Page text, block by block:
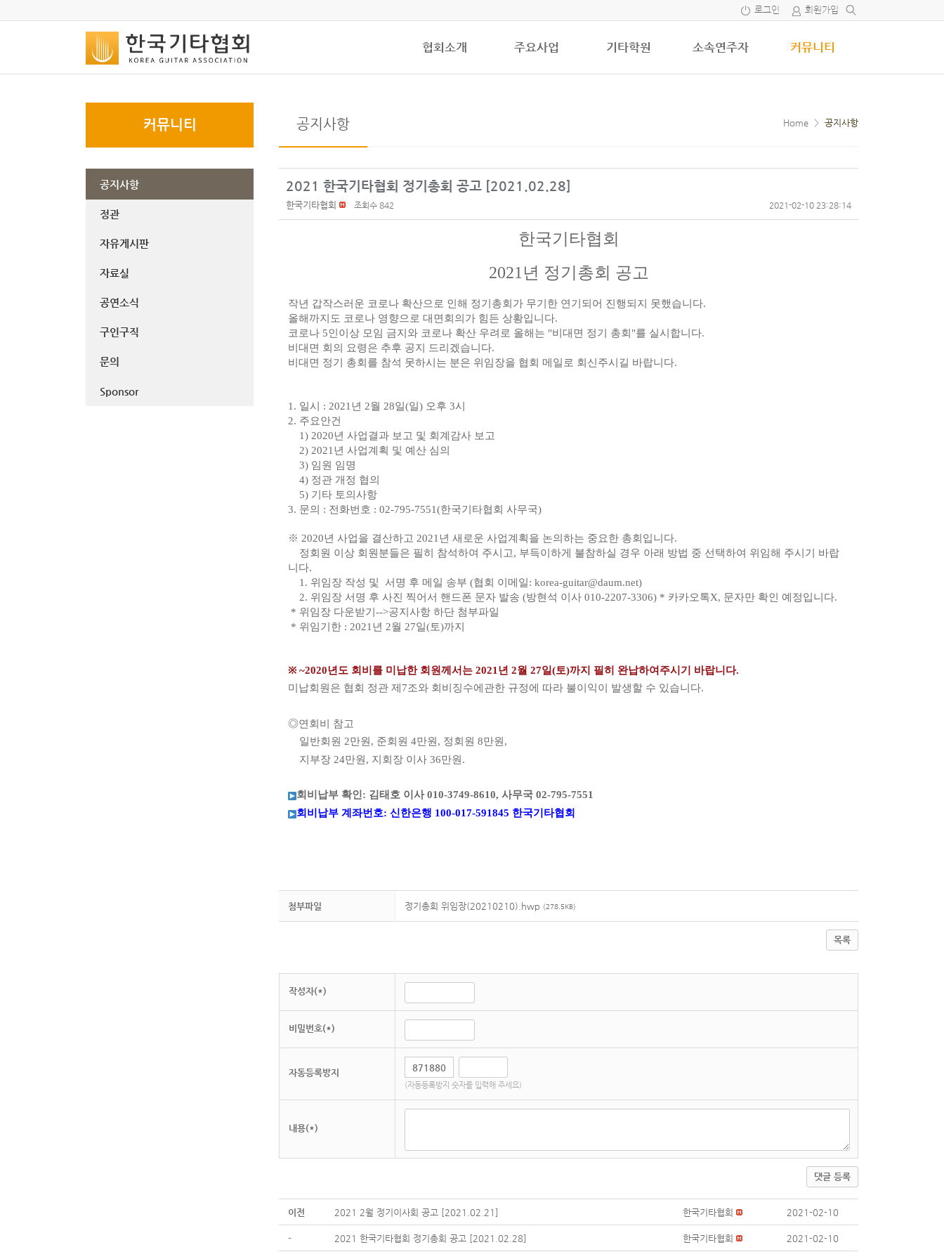
로그인 회원가입
협회소개 주요사업 기타학원 소속연주자 커뮤니티
커뮤니티
공지사항
정관
자유게시판
자료실
공연소식
구인구직
문의
Sponsor
공지사항 Home > 공지사항
2021 한국기타협회 정기총회 공고 [2021.02.28]
한국기타협회 조회수 842 2021-02-10 23:28:14
한국기타협회
2021년 정기총회 공고
작년 갑작스러운 코로나 확산으로 인해 정기총회가 무기한 연기되어 진행되지 못했습니다.
올해까지도 코로나 영향으로 대면회의가 힘든 상황입니다.
코로나 5인이상 모임 금지와 코로나 확산 우려로 올해는 "비대면 정기 총회"를 실시합니다.
비대면 회의 요령은 추후 공지 드리겠습니다.
비대면 정기 총회를 참석 못하시는 분은 위임장을 협회 메일로 회신주시길 바랍니다.
1. 일시 : 2021년 2월 28일(일) 오후 3시
2. 주요안건
1) 2020년 사업결과 보고 및 회계감사 보고
2) 2021년 사업계획 및 예산 심의
3) 임원 임명
4) 정관 개정 협의
5) 기타 토의사항
3. 문의 : 전화번호 : 02-795-7551(한국기타협회 사무국)
※ 2020년 사업을 결산하고 2021년 새로운 사업계획을 논의하는 중요한 총회입니다.
정회원 이상 회원분들은 필히 참석하여 주시고, 부득이하게 불참하실 경우 아래 방법 중 선택하여 위임해 주시기 바랍
니다.
1. 위임장 작성 및 서명 후 메일 송부 (협회 이메일: korea-guitar@daum.net)
2. 위임장 서명 후 사진 찍어서 핸드폰 문자 발송 (방현석 이사 010-2207-3306) * 카카오톡X, 문자만 확인 예정입니다.
* 위임장 다운받기-->공지사항 하단 첨부파일
* 위임기한 : 2021년 2월 27일(토)까지
※ ~2020년도 회비를 미납한 회원께서는 2021 년 2월 27일(토)까지 필히 완납하여주시기 바랍니다.
미납회원은 협회 정관 제 7조와 회비징수에관한 규정에 따라 불이익이 발생할 수 있습니다.
◎연회비 참고
일반회원 2만원, 준회원 4만원, 정회원 8만원,
지부장 24만원 , 지회장 이사 36만원 .
회비납부 확인: 김태호 이사010-3749-8610, 사무국 02-795-7551
회비납부 계좌번호: 신한은행 100-017-591845 한국기타협회
첨부파일 정기총회 위임장(20210210).hwp (278.5KB)
목록
작성자(*)
비밀번호(*)
자동등록방지
(자동등록방지 숫자를 입력해 주세요)
내용(*)
댓글 등록
이전 2021 2월 정기이사회 공고 [2021.02.21] 한국기타협회 2021-02-10
- 2021 한국기타협회 정기총회 공고 [2021.02.28] 한국기타협회 2021-02-10